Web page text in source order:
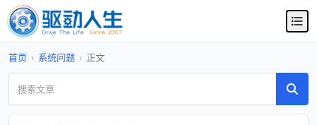
首页 › 系统问题 › 正文